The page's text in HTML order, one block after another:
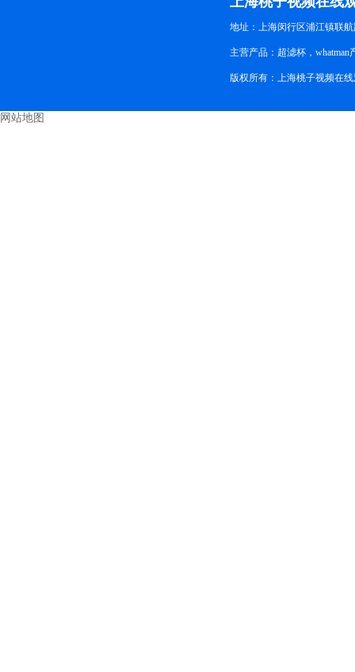
地址：上海闵行区浦江镇联
主营产品：超滤杯，whatman
版权所有：上海桃子视频在
网站地图